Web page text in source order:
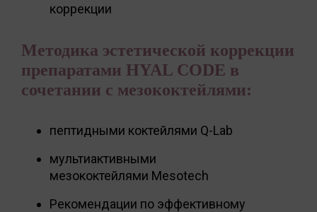
коррекции
Методика эстетической коррекции
препаратами HYAL CODE в
сочетании с мезококтейлями:
пептидными коктейлями Q-Lab
мультиактивными
мезококтейлями Mesotech
Рекомендации по эффективному